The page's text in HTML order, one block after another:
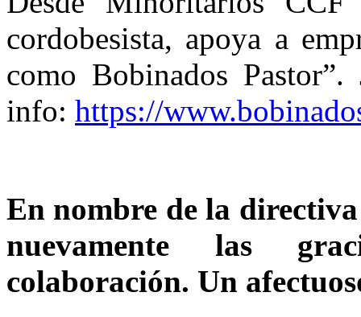
cordobesista, apoya a
como Bobinados Pastor”.
info: https://
En nombre de la
nuevamente las
colaboración. Un